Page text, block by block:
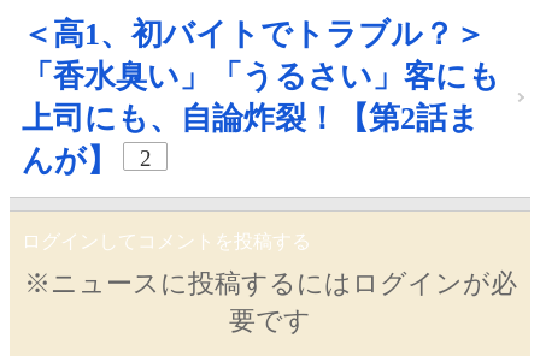
＜高1、初バイトでトラブル？＞
「香水臭い」「うるさい」客にも
上司にも、自論炸裂！【第2話ま
んが】
2
ログインしてコメントを投稿する
※ニュースに投稿するにはログインが必
要です